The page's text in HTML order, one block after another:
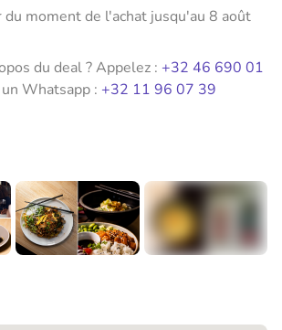
du moment de l'achat jusqu'au 8 août
du deal ? Appelez : +32 46 690 01
Whatsapp : +32 11 96 07 39